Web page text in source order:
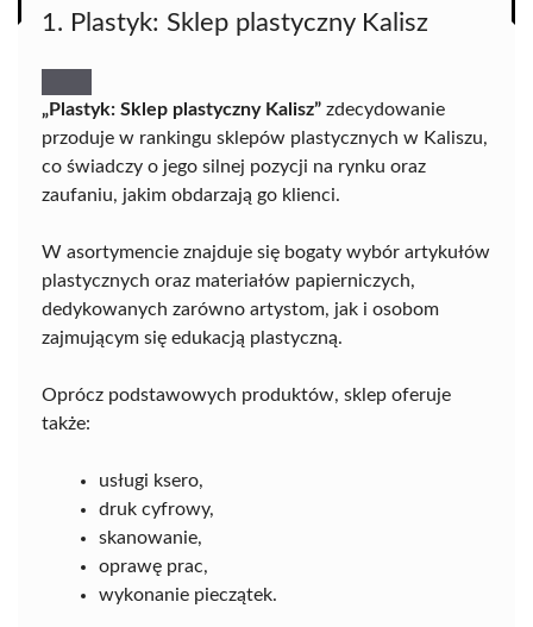
1. Plastyk: Sklep plastyczny Kalisz
„Plastyk: Sklep plastyczny Kalisz” zdecydowanie
przoduje w rankingu sklepów plastycznych w Kaliszu,
co świadczy o jego silnej pozycji na rynku oraz
zaufaniu, jakim obdarzają go klienci.
W asortymencie znajduje się bogaty wybór artykułów
plastycznych oraz materiałów papierniczych,
dedykowanych zarówno artystom, jak i osobom
zajmującym się edukacją plastyczną.
Oprócz podstawowych produktów, sklep oferuje
także:
usługi ksero,
druk cyfrowy,
skanowanie,
oprawę prac,
wykonanie pieczątek.